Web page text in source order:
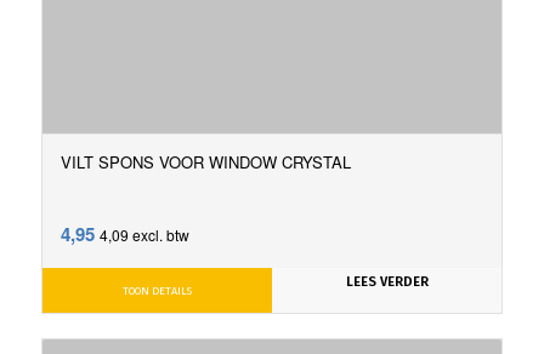
VILT SPONS VOOR WINDOW CRYSTAL
4,95 4,09 excl. btw
LEES VERDER
TOON DETAILS